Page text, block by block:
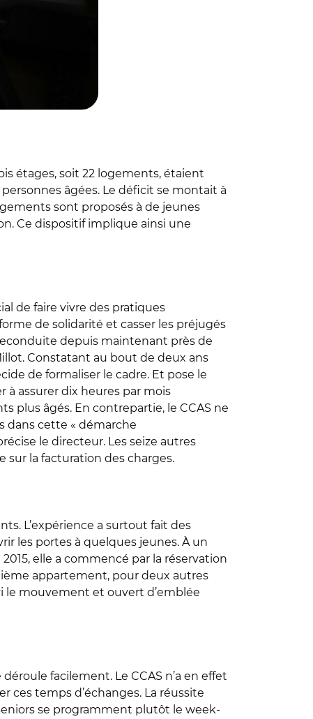
étages, soit 22 logements, étaient
âgées. Le déficit se montait à
sont proposés à de jeunes
Ce dispositif implique ainsi une
de faire vivre des pratiques
de solidarité et casser les préjugés
depuis maintenant près de
Constatant au bout de deux ans
de formaliser le cadre. Et pose le
à assurer dix heures par mois
plus âgés. En contrepartie, le CCAS ne
dans cette « démarche
le directeur. Les seize autres
la facturation des charges.
L’expérience a surtout fait des
les portes à quelques jeunes. À un
elle a commencé par la réservation
appartement, pour deux autres
le mouvement et ouvert d’emblée
facilement. Le CCAS n’a en effet
ces temps d’échanges. La réussite
se programment plutôt le week-